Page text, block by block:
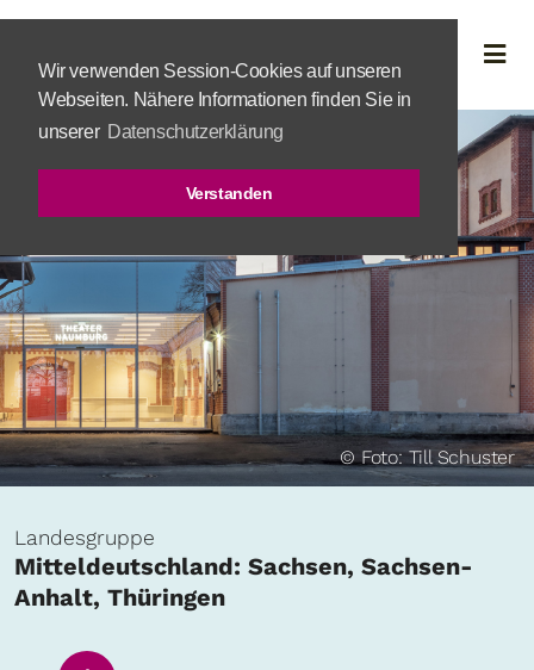
Wir verwenden Session-Cookies auf unseren
Webseiten. Nähere Informationen finden Sie in
unserer Datenschutzerklärung
Verstanden
© Foto: Till Schuster
Landesgruppe
Mitteldeutschland: Sachsen, Sachsen-
Anhalt, Thüringen